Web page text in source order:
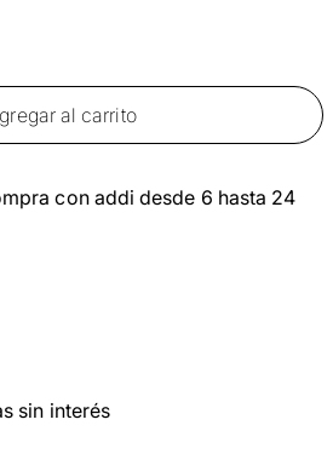
al carrito
con addi desde 6 hasta 24
sin interés